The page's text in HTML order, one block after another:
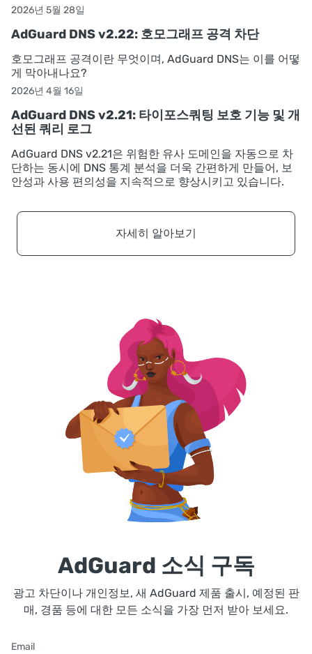
2026년 5월 28일
AdGuard DNS v2.22: 호모그래프 공격 차단
호모그래프 공격이란 무엇이며, AdGuard DNS는 이를 어떻
게 막아내나요?
2026년 4월 16일
AdGuard DNS v2.21: 타이포스쿼팅 보호 기능 및 개
선된 쿼리 로그
AdGuard DNS v2.21은 위험한 유사 도메인을 자동으로 차
단하는 동시에 DNS 통계 분석을 더욱 간편하게 만들어, 보
안성과 사용 편의성을 지속적으로 향상시키고 있습니다.
자세히 알아보기
AdGuard 소식 구독
광고 차단이나 개인정보, 새 AdGuard 제품 출시, 예정된 판
매, 경품 등에 대한 모든 소식을 가장 먼저 받아 보세요.
Email